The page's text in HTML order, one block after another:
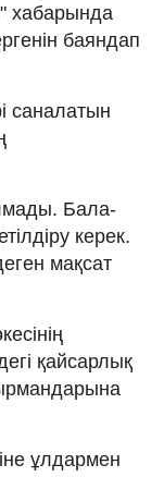
хабарында
баяндап
саналатын
Бала-
керек.
мақсат
қайсарлық
ұлдармен